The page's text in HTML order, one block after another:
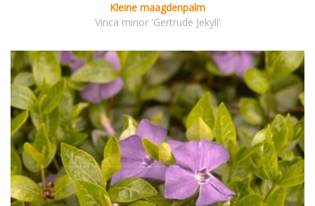
Kleine maagdenpalm
Vinca minor 'Gertrude Jekyll'